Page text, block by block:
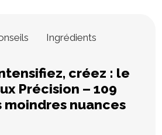
Ingrédients
créez : le
Précision – 109
moindres nuances